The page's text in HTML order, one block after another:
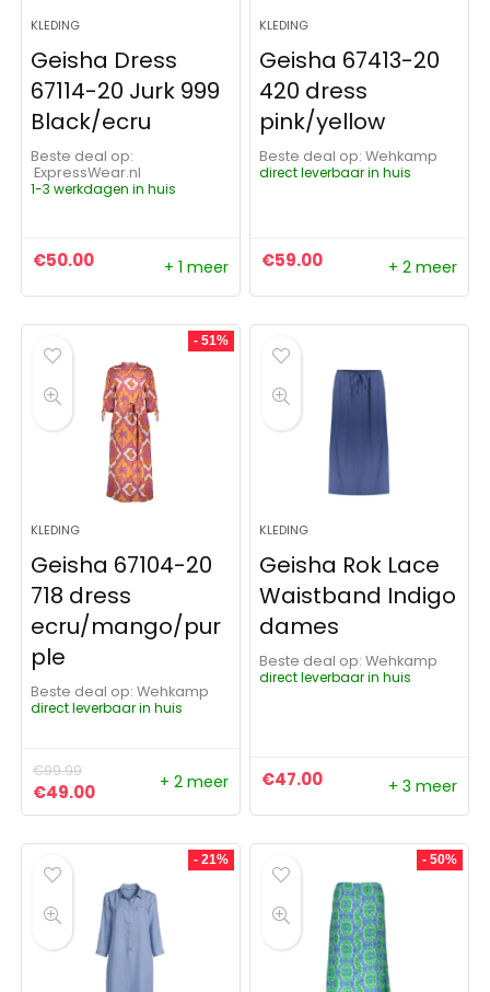
KLEDING
Geisha Dress
67114-20 Jurk 999
Black/ecru
Beste deal op:
ExpressWear.nl
1-3 werkdagen in huis
€50.00 + 1 meer
KLEDING
Geisha 67413-20
420 dress
pink/yellow
Beste deal op:
Wehkamp
direct leverbaar in huis
€59.00 + 2 meer
- 51%
KLEDING
Geisha 67104-20
718 dress
ecru/mango/pur
ple
Beste deal op:
Wehkamp
direct leverbaar in huis
€99.99
Oorspronkelijke prijs was: €99.99.
€49.00Huidige prijs is: €49.00.
+ 2 meer
KLEDING
Geisha Rok Lace
Waistband Indigo
dames
Beste deal op:
Wehkamp
direct leverbaar in huis
€47.00 + 3 meer
- 21% - 50%